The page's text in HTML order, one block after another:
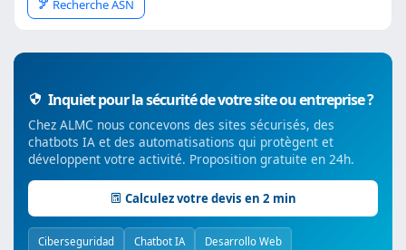
Recherche ASN
Inquiet pour la sécurité de votre site ou entreprise ?
Chez ALMC nous concevons des sites sécurisés, des
chatbots IA et des automatisations qui protègent et
développent votre activité. Proposition gratuite en 24h.
Calculez votre devis en 2 min
Ciberseguridad Chatbot IA Desarrollo Web